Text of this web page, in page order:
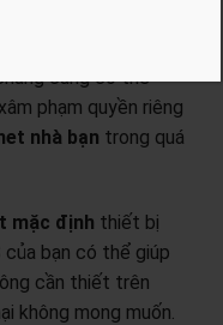
cũng có thể
phạm quyền riêng
nhà bạn trong quá
mặc định thiết bị
của bạn có thể giúp
cần thiết trên
không mong muốn.